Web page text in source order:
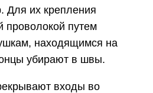
Для их крепления
проволокой путем
находящимся на
убирают в швы.
входы во